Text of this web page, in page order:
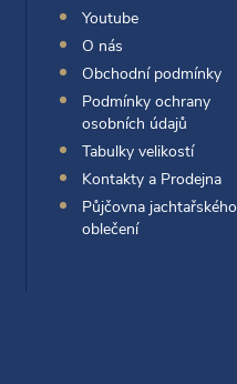
Youtube
O nás
Obchodní podmínky
Podmínky ochrany
osobních údajů
Tabulky velikostí
Kontakty a Prodejna
Půjčovna jachtařského
oblečení